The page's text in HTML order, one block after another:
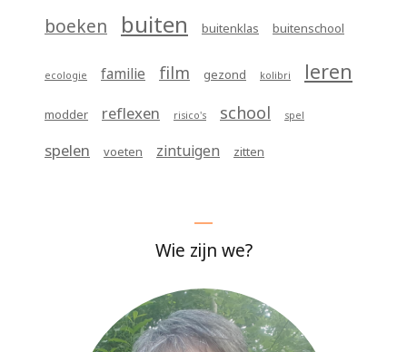
boeken buiten buitenklas buitenschool
ecologie familie film gezond kolibri leren
modder reflexen risico's school spel
spelen voeten zintuigen zitten
Wie zijn we?